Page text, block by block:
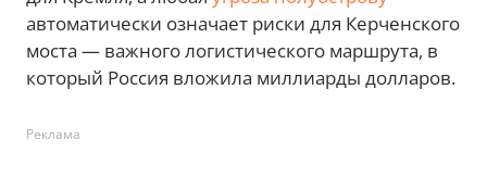
автоматически означает риски для Керченского
моста — важного логистического маршрута, в
который Россия вложила миллиарды долларов.
Реклама